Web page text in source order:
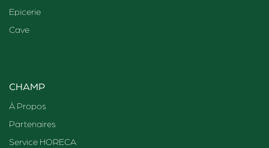
Epicerie
Cave
CHAMP
À Propos
Partenaires
Service HORECA